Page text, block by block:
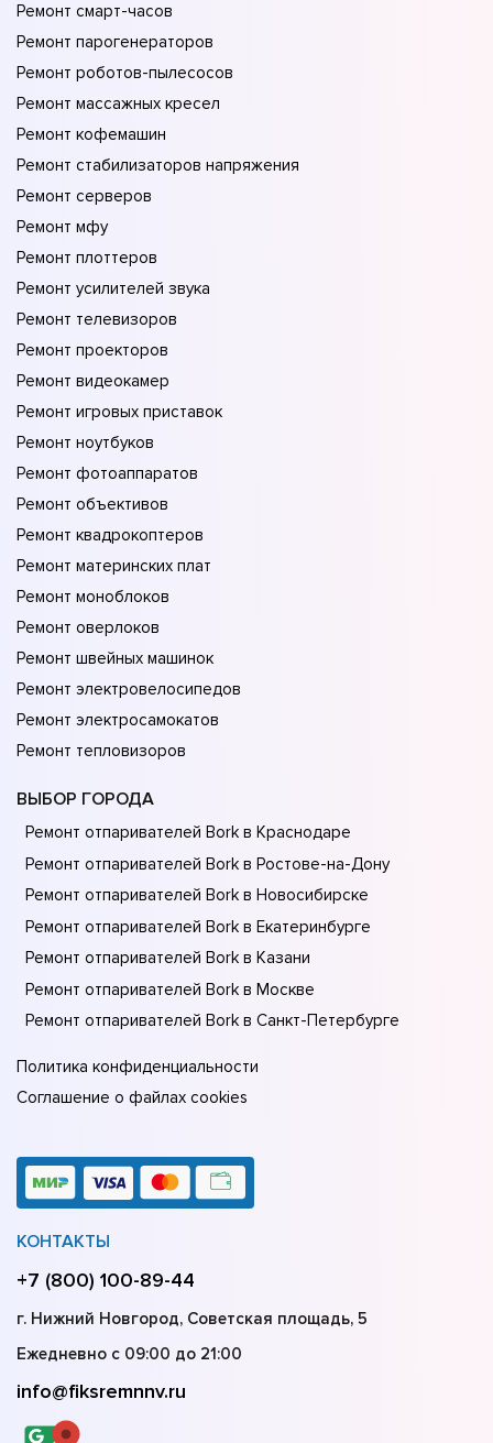
Ремонт смарт-часов
Ремонт парогенераторов
Ремонт роботов-пылесосов
Ремонт массажных кресел
Ремонт кофемашин
Ремонт стабилизаторов напряжения
Ремонт серверов
Ремонт мфу
Ремонт плоттеров
Ремонт усилителей звука
Ремонт телевизоров
Ремонт проекторов
Ремонт видеокамер
Ремонт игровых приставок
Ремонт ноутбуков
Ремонт фотоаппаратов
Ремонт объективов
Ремонт квадрокоптеров
Ремонт материнских плат
Ремонт моноблоков
Ремонт оверлоков
Ремонт швейных машинок
Ремонт электровелосипедов
Ремонт электросамокатов
Ремонт тепловизоров
ВЫБОР ГОРОДА
Ремонт отпаривателей Bork в Краснодаре
Ремонт отпаривателей Bork в Ростове-на-Донy
Ремонт отпаривателей Bork в Новосибирске
Ремонт отпаривателей Bork в Екатеринбурге
Ремонт отпаривателей Bork в Казани
Ремонт отпаривателей Bork в Москве
Ремонт отпаривателей Bork в Санкт-Петербурге
Политика конфиденциальности
Соглашение о файлах cookies
КОНТАКТЫ
+7 (800) 100-89-44
г. Нижний Новгород, Советская площадь, 5
Ежедневно с 09:00 до 21:00
info@fiksremnnv.ru